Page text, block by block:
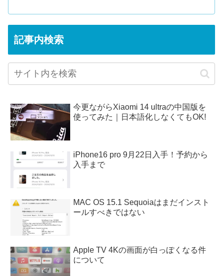
記事内検索
今更ながらXiaomi 14 ultraの中国版を
使ってみた｜日本語化しなくてもOK!
iPhone16 pro 9月22日入手！予約から
入手まで
MAC OS 15.1 Sequoiaはまだインスト
ールすべきではない
Apple TV 4Kの画面が白っぽくなる件
について